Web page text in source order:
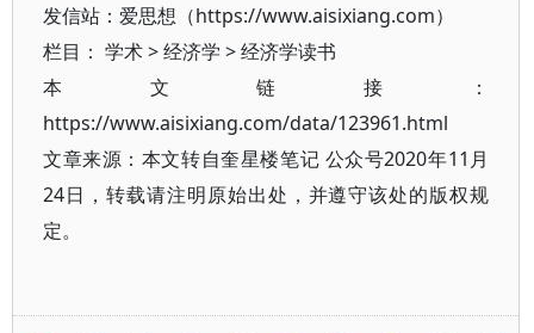
发信站：爱思想（https://www.aisixiang.com）
栏目： 学术>经济学 >经济学读书
本文链接：
https://www.aisixiang.com/data/123961.html
文章来源：本文转自奎星楼笔记 公众号2020年11月
24日，转载请注明原始出处，并遵守该处的版权规
定。